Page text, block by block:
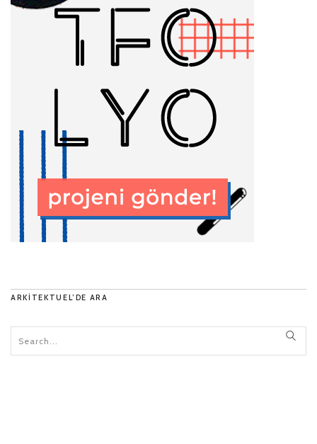
ARKITEKTUEL’DE ARA